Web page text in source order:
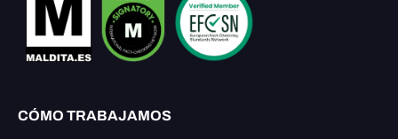
CÓMO TRABAJAMOS